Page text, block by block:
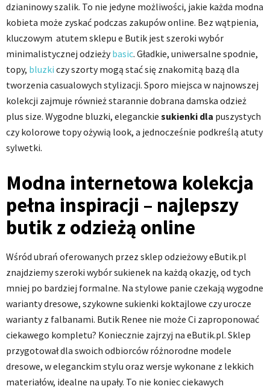
dzianinowy szalik. To nie jedyne możliwości, jakie każda modna
kobieta może zyskać podczas zakupów online. Bez wątpienia,
kluczowym atutem sklepu e Butik jest szeroki wybór
minimalistycznej odzieżybasic. Gładkie, uniwersalne spodnie,
topy, bluzki czy szorty mogą stać się znakomitą bazą dla
tworzenia casualowych stylizacji. Sporo miejsca w najnowszej
kolekcji zajmuje również starannie dobrana damska odzież
plus size. Wygodne bluzki, eleganckie sukienki dla puszystych
czy kolorowe topy ożywią look, a jednocześnie podkreślą atuty
sylwetki.
Modna internetowa kolekcja
pełna inspiracji – najlepszy
butik z odzieżą online
Wśród ubrań oferowanych przez sklep odzieżowy eButik.pl
znajdziemy szeroki wybór sukienek na każdą okazję, od tych
mniej po bardziej formalne. Na stylowe panie czekają wygodne
warianty dresowe, szykowne sukienki koktajlowe czy urocze
warianty z falbanami. Butik Renee nie może Ci zaproponować
ciekawego kompletu? Koniecznie zajrzyj na eButik.pl. Sklep
przygotował dla swoich odbiorców różnorodne modele
dresowe, w eleganckim stylu oraz wersje wykonane z lekkich
materiałów, idealne na upały. To nie koniec ciekawych